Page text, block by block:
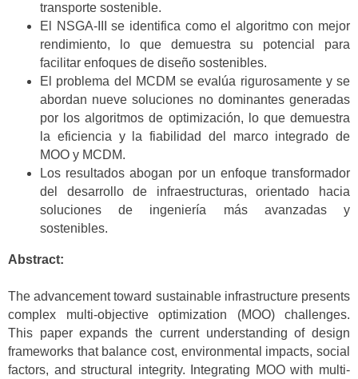
transporte sostenible.
El NSGA-III se identifica como el algoritmo con mejor
rendimiento, lo que demuestra su potencial para
facilitar enfoques de diseño sostenibles.
El problema del MCDM se evalúa rigurosamente y se
abordan nueve soluciones no dominantes generadas
por los algoritmos de optimización, lo que demuestra
la eficiencia y la fiabilidad del marco integrado de
MOO y MCDM.
Los resultados abogan por un enfoque transformador
del desarrollo de infraestructuras, orientado hacia
soluciones de ingeniería más avanzadas y
sostenibles.
Abstract:
The advancement toward sustainable infrastructure presents
complex multi-objective optimization (MOO) challenges.
This paper expands the current understanding of design
frameworks that balance cost, environmental impacts, social
factors, and structural integrity. Integrating MOO with multi-